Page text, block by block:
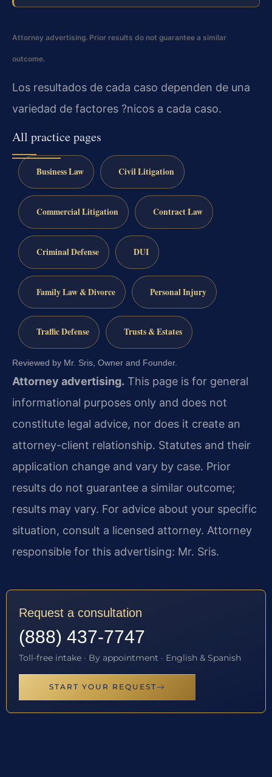
Attorney advertising. Prior results do not guarantee a similar
outcome.
Los resultados de cada caso dependen de una
variedad de factores ?nicos a cada caso.
All practice pages
Business Law Civil Litigation
Commercial Litigation Contract Law
Criminal Defense DUI
Family Law & Divorce Personal Injury
Traffic Defense Trusts & Estates
Reviewed by Mr. Sris, Owner and Founder.
Attorney advertising. This page is for general
informational purposes only and does not
constitute legal advice, nor does it create an
attorney-client relationship. Statutes and their
application change and vary by case. Prior
results do not guarantee a similar outcome;
results may vary. For advice about your specific
situation, consult a licensed attorney. Attorney
responsible for this advertising: Mr. Sris.
Request a consultation
(888) 437-7747
Toll-free intake · By appointment · English & Spanish
START YOUR REQUEST